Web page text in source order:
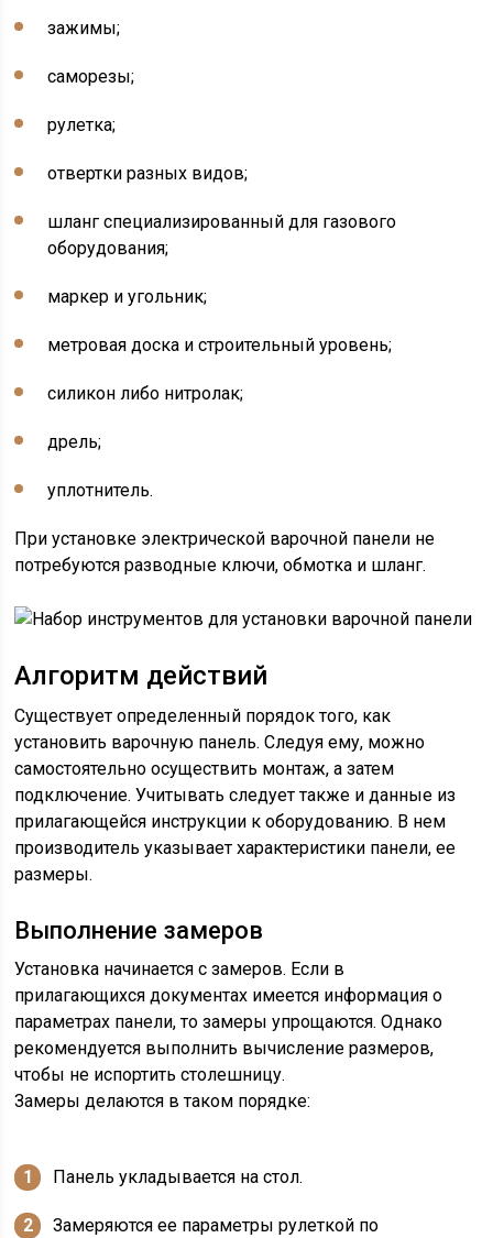
зажимы;
саморезы;
рулетка;
отвертки разных видов;
шланг специализированный для газового
оборудования;
маркер и угольник;
метровая доска и строительный уровень;
силикон либо нитролак;
дрель;
уплотнитель.
При установке электрической варочной панели не
потребуются разводные ключи, обмотка и шланг.
Алгоритм действий
Существует определенный порядок того, как
установить варочную панель. Следуя ему, можно
самостоятельно осуществить монтаж, а затем
подключение. Учитывать следует также и данные из
прилагающейся инструкции к оборудованию. В нем
производитель указывает характеристики панели, ее
размеры.
Выполнение замеров
Установка начинается с замеров. Если в
прилагающихся документах имеется информация о
параметрах панели, то замеры упрощаются. Однако
рекомендуется выполнить вычисление размеров,
чтобы не испортить столешницу.
Замеры делаются в таком порядке:
Панель укладывается на стол.
Замеряются ее параметры рулеткой по